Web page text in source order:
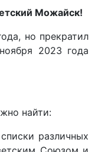
Можайск!
но прекратил
2023 года
найти:
различных